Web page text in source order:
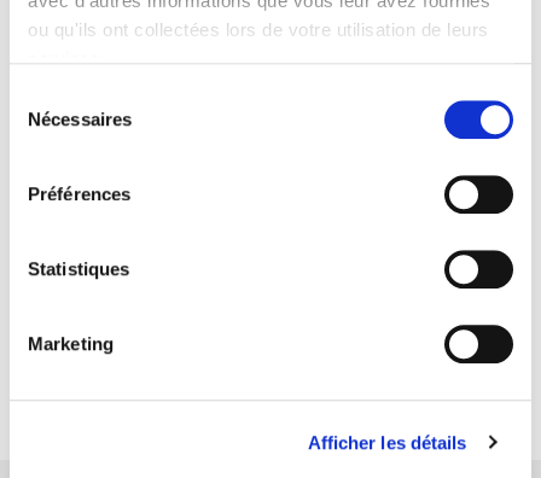
ou qu'ils ont collectées lors de votre utilisation de leurs
Nécessaires
Préférences
Statistiques
Marketing
Afficher les détails
collective), on
l’augmentation des
d’un intérêt de 6% :
jj/mm/aaaa) –